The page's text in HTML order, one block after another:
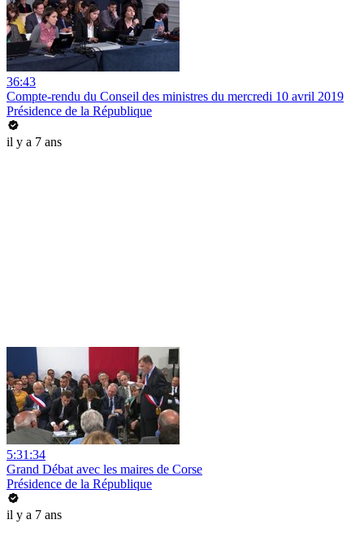
36:43
Compte-rendu du Conseil des ministres du mercredi 10 avril 2019
Présidence de la République
il y a 7 ans
5:31:34
Grand Débat avec les maires de Corse
Présidence de la République
il y a 7 ans